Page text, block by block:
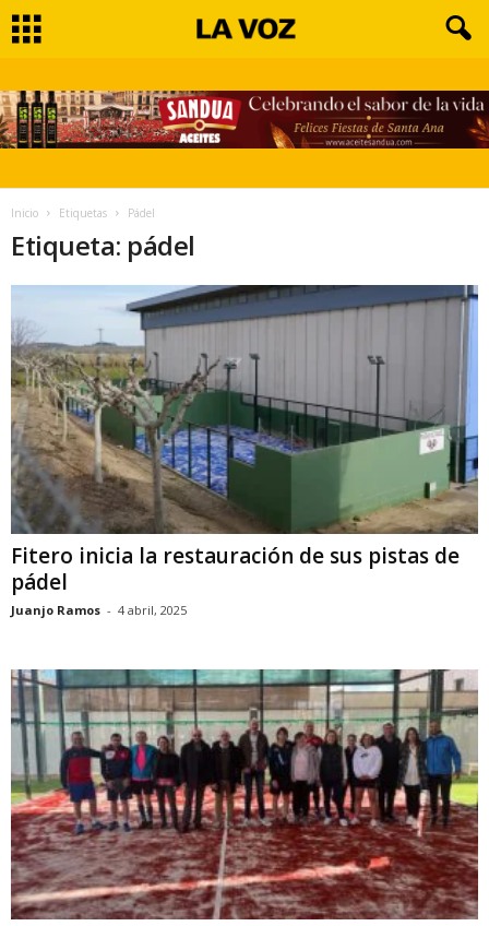
Inicio Etiquetas Pádel
Etiqueta: pádel
Fitero inicia la restauración de sus pistas de
pádel
Juanjo Ramos - 4 abril, 2025